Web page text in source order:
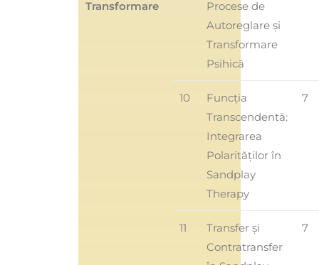
Transformare
Procese de
Autoreglare și
Transformare
Psihică
10
Funcția
Transcendentă:
Integrarea
Polarităților în
Sandplay
Therapy
7
11
Transfer și
Contratransfer
7